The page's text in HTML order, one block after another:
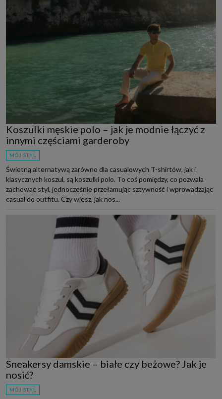
Koszulki męskie polo – jak je modnie łączyć z
innymi częściami garderoby
MÓJ STYL
Świetną alternatywą zarówno dla casualowych T-shirtów, jak i
klasycznych koszul, są koszulki polo. To coś pomiędzy, co pozwala
zachować styl, jednocześnie przełamując sztywność i wprowadzając
casual do outfitu. Czy wiesz, jak nos...
Sneakersy damskie – białe czy beżowe? Jak je
nosić?
MÓJ STYL